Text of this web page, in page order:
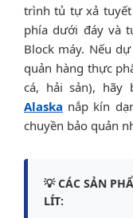
trình tủ tự xả
phía dưới đáy và
Block máy. Nếu
quản hàng thực
cá, hải sản),
Alaska nắp kín
chuyền bảo quản
💡 CÁC SẢN
LÍT: